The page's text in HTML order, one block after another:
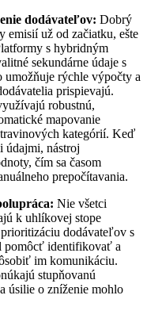
dodávateľov: Dobrý
emisií už od začiatku, ešte
s hybridným
sekundárne údaje s
rýchle výpočty a
prispievajú.
robustnú,
mapovanie
kategórií. Keď
údajmi, nástroj
čím sa časom
prepočítavania.
Nie všetci
k uhlíkovej stope
dodávateľov s
pomôcť identifikovať a
im komunikáciu.
stupňovanú
úsilie o zníženie mohlo